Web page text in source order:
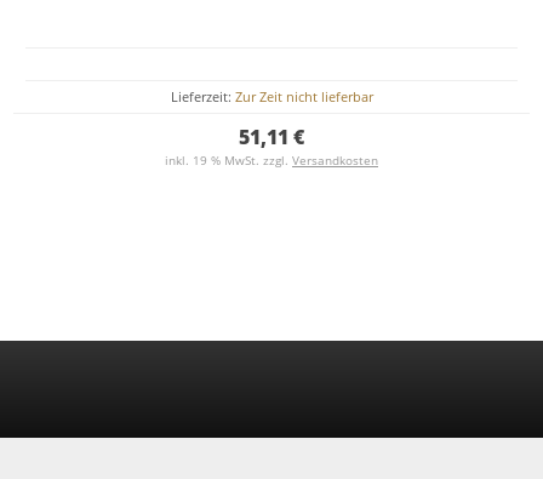
Lieferzeit: Zur Zeit nicht lieferbar
51,11 €
inkl. 19 % MwSt. zzgl. Versandkosten